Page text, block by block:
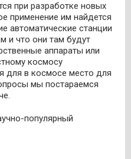
при разработке новых
применение им найдется
автоматические станции
и что они там будут
аппараты или
космосу
для в космосе место для
мы постараемся
популярный